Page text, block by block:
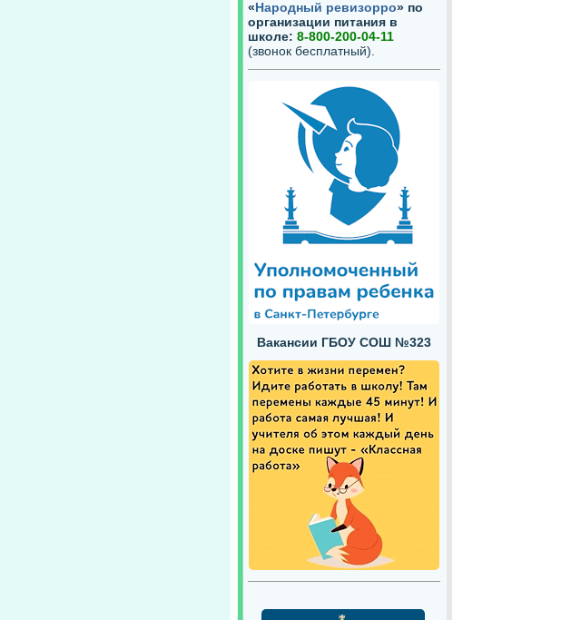
«Народный ревизорро» по
организации питания в
школе: 8-800-200-04-11
(звонок бесплатный).
Вакансии ГБОУ СОШ №323